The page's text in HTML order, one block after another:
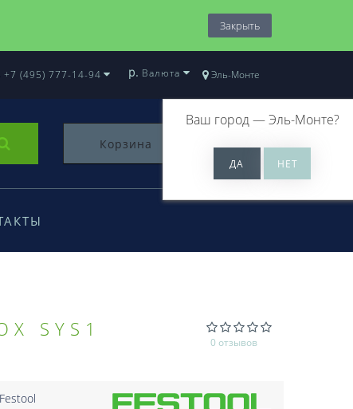
Закрыть
Эль-Монте
Ваш город —Эль-Монте?
+7 (495) 777-14-94 р. Валюта
Корзина 0
SYS1
0 отзывов
Festool